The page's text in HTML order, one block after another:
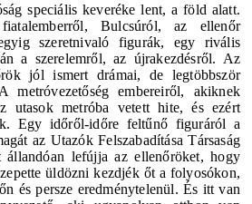
speciális keveréke lent, a föld alatt.
Bulcsúról, az ellenőr
szeretnivaló figurák, egy rivális
a szerelemről, az újrakezdésről. Az
jól ismert drámai, de legtöbbször
A metróvezetőség embereiről, akiknek
utasok metróba vetett hite, és ezért
Egy időről-időre feltűnő figuráról a
az Utazók Felszabadítása Társaság
állandóan lefújja az ellenőröket, hogy
üldözni kezdjék őt a folyosókon,
és persze eredménytelenül.És itt van